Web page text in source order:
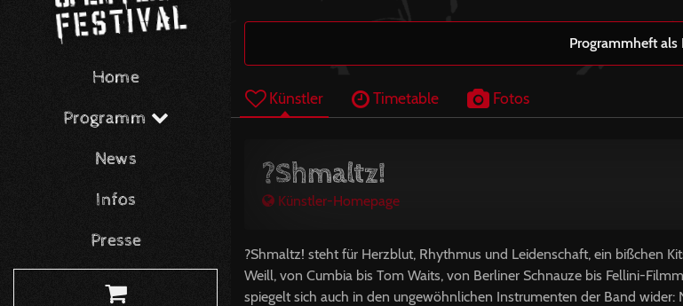
Home
Programm
News
Infos
Presse
Programmheft als
Künstler Timetable Fotos
?Shmaltz!
Künstler-Homepage
?Shmaltz! steht für Herzblut, Rhythmus und Leidenschaft, ein bißchen
Weill, von Cumbia bis Tom Waits, von Berliner Schnauze bis Fellini-
spiegelt sich auch in den ungewöhnlichen Instrumenten der Band wider: